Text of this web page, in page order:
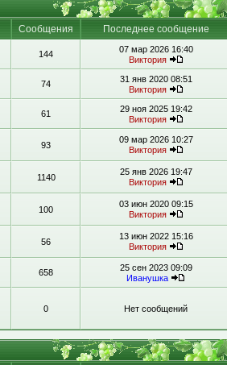
Сообщения Последнее сообщение
144
07 мар 2026 16:40
Виктория
74
31 янв 2020 08:51
Виктория
61
29 ноя 2025 19:42
Виктория
93
09 мар 2026 10:27
Виктория
1140
25 янв 2026 19:47
Виктория
100
03 июн 2020 09:15
Виктория
56
13 июн 2022 15:16
Виктория
658
25 сен 2023 09:09
Иванушка
0 Нет сообщений